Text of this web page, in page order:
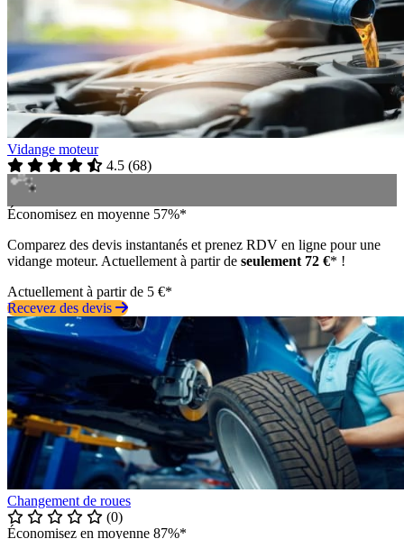
Vidange moteur
4.5 (68)
Économisez en moyenne 57%*
Comparez des devis instantanés et prenez RDV en ligne pour une
vidange moteur. Actuellement à partir de seulement 72 €* !
Actuellement à partir de 5 €*
Recevez des devis
Changement de roues
(0)
Économisez en moyenne 87%*